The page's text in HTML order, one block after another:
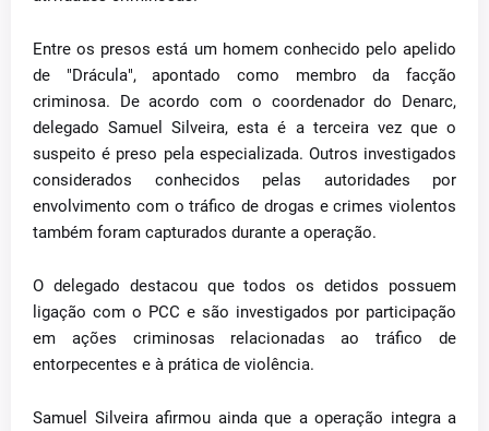
Entre os presos está um homem conhecido pelo apelido
de "Drácula", apontado como membro da facção
criminosa. De acordo com o coordenador do Denarc,
delegado Samuel Silveira, esta é a terceira vez que o
suspeito é preso pela especializada. Outros investigados
considerados conhecidos pelas autoridades por
envolvimento com o tráfico de drogas e crimes violentos
também foram capturados durante a operação.
O delegado destacou que todos os detidos possuem
ligação com o PCC e são investigados por participação
em ações criminosas relacionadas ao tráfico de
entorpecentes e à prática de violência.
Samuel Silveira afirmou ainda que a operação integra a